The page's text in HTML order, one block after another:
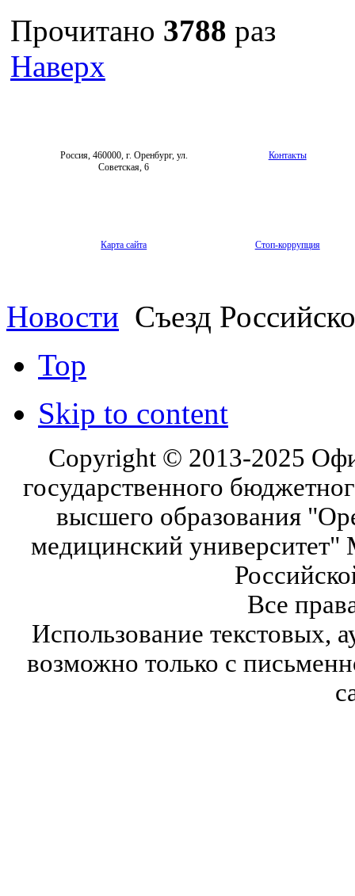
Прочитано 3788 раз
Наверх
Россия, 460000, г. Оренбург, ул.
Советская, 6
Контакты
Карта сайта Стоп-коррупция
Новости Съезд
Top
Skip to content
Copyright © 2013-2025
государственного
высшего образования
медицинский университет"
Все
Использование текстовых,
возможно только с